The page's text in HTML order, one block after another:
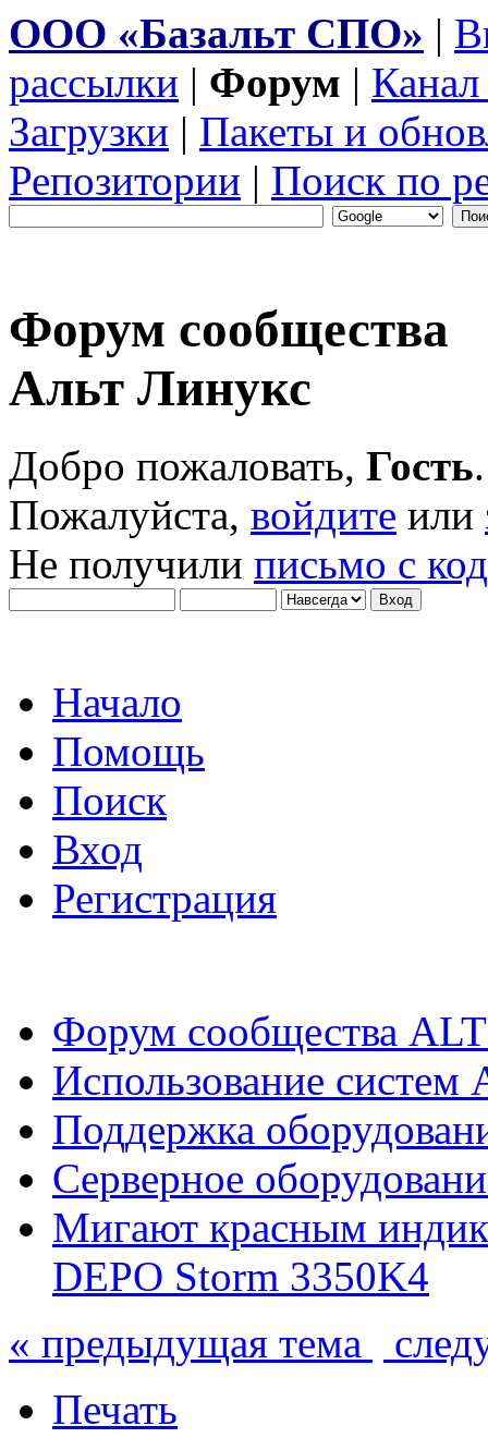
ООО «Базальт СПО» |
рассылки | Форум |
Загрузки | Пакеты и
Репозитории | Поиск по
Форум сообщества
Альт Линукс
Добро пожаловать, Гость.
Пожалуйста, войдите или
Не получили письмо с
Начало
Помощь
Поиск
Вход
Регистрация
Форум сообщества
Использование систем
Поддержка
Серверное
Мигают красным
DEPO Storm 3350K4
« предыдущая тема
Печать